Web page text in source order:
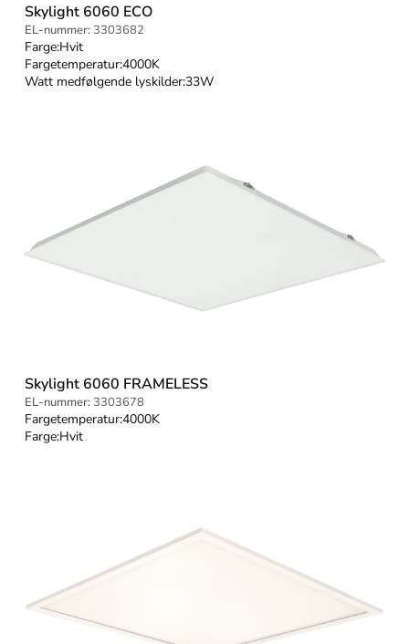
Skylight 6060 ECO
EL-nummer: 3303682
Farge:Hvit
Fargetemperatur:4000K
Watt medfølgende lyskilder:33W
Skylight 6060 FRAMELESS
EL-nummer: 3303678
Fargetemperatur:4000K
Farge:Hvit